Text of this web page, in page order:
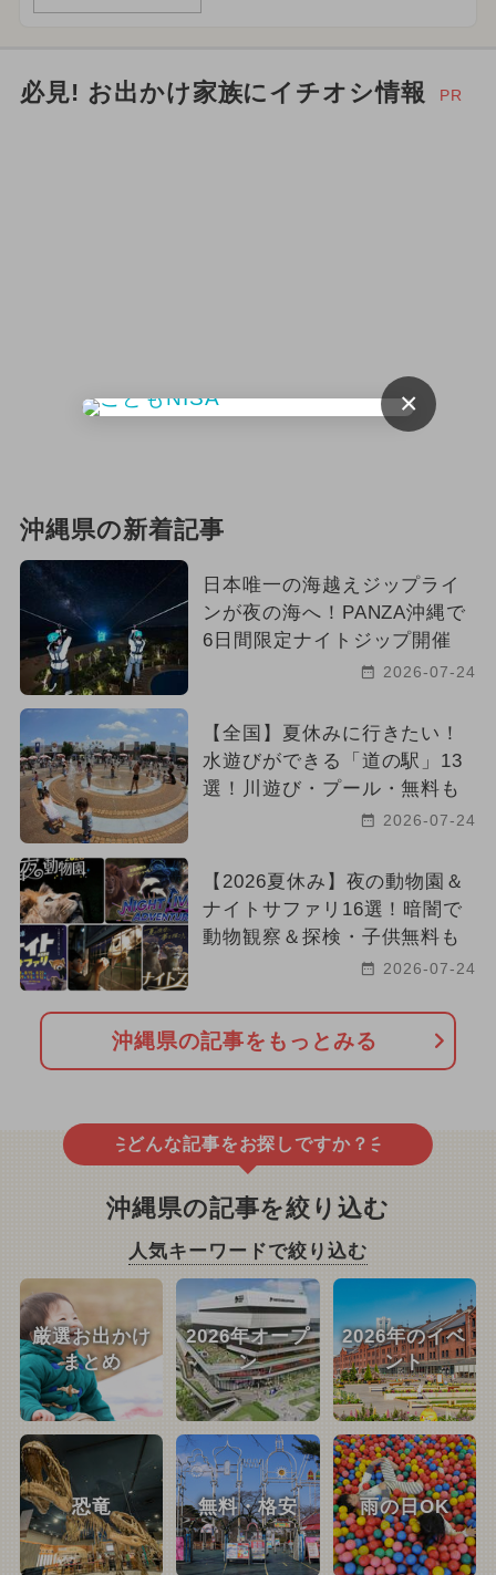
必見! お出かけ家族にイチオシ情報 PR
沖縄県の新着記事
日本唯一の海越えジップライ
ンが夜の海へ！PANZA沖縄で
6日間限定ナイトジップ開催
2026-07-24
【全国】夏休みに行きたい！
水遊びができる「道の駅」13
選！川遊び・プール・無料も
2026-07-24
【2026夏休み】夜の動物園＆
ナイトサファリ16選！暗闇で
動物観察＆探検・子供無料も
2026-07-24
沖縄県の記事をもっとみる
どんな記事をお探しですか？
沖縄県の記事を絞り込む
人気キーワードで絞り込む
厳選お出かけ
まとめ
2026年オープ
ン
2026年のイベ
ント
恐竜 無料・格安 雨の日OK
×